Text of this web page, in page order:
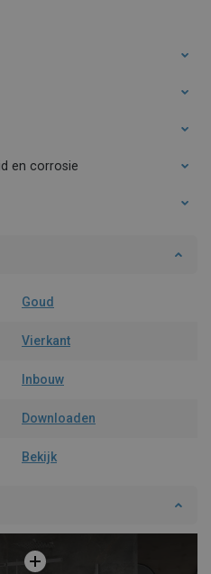
en corrosie
Goud
Vierkant
Inbouw
Downloaden
Bekijk